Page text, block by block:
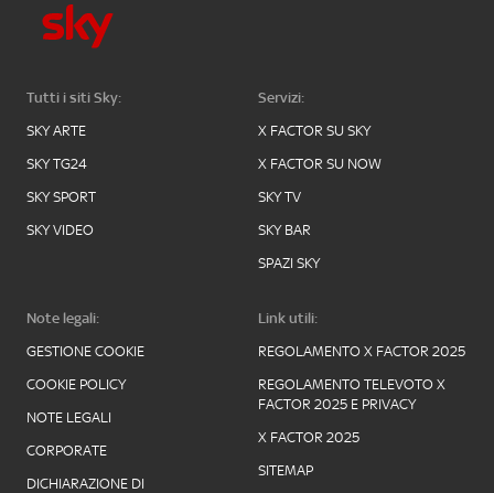
Tutti i siti Sky:
SKY ARTE
SKY TG24
SKY SPORT
SKY VIDEO
Servizi:
X FACTOR SU SKY
X FACTOR SU NOW
SKY TV
SKY BAR
SPAZI SKY
Note legali:
GESTIONE COOKIE
COOKIE POLICY
NOTE LEGALI
CORPORATE
DICHIARAZIONE DI
Link utili:
REGOLAMENTO X FACTOR 2025
REGOLAMENTO TELEVOTO X
FACTOR 2025 E PRIVACY
X FACTOR 2025
SITEMAP